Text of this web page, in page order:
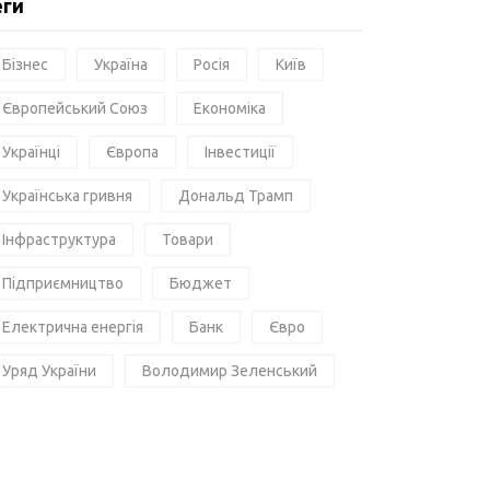
Бізнес Україна Росія Київ
Європейський Союз Економіка
Українці Європа Інвестиції
Українська гривня Дональд Трамп
Інфраструктура Товари
Підприємництво Бюджет
Електрична енергія Банк Євро
Уряд України Володимир Зеленський